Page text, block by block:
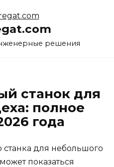
решения
станок для
полное
года
для небольшого
показаться